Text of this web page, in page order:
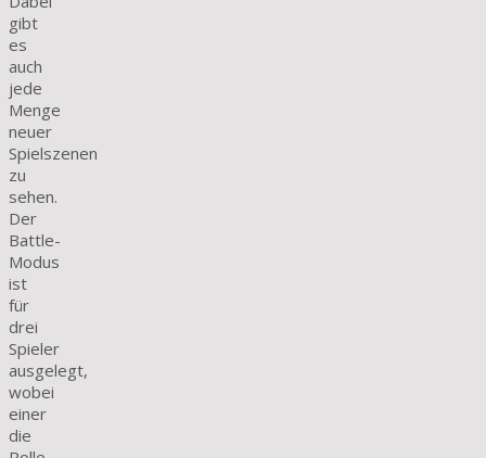
gibt
es
auch
jede
Menge
neuer
Spielszenen
zu
sehen.
Der
Battle-
Modus
ist
für
drei
Spieler
ausgelegt,
wobei
einer
die